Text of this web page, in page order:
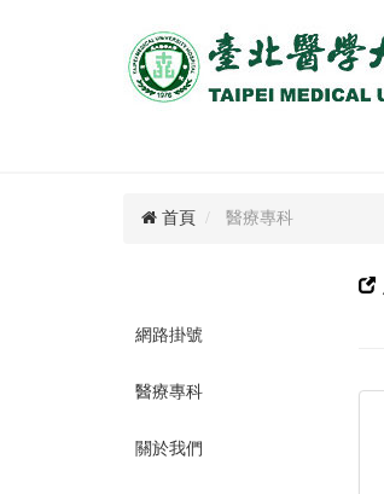
首頁 醫療專科
網路掛號
醫療專科
關於我們